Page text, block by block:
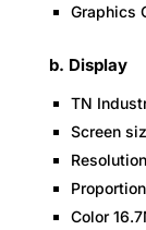
Graphics
b. Display
TN
Screen
Color